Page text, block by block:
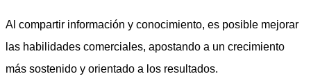
Al compartir información y conocimiento, es posible mejorar
las habilidades comerciales, apostando a un crecimiento
más sostenido y orientado a los resultados.